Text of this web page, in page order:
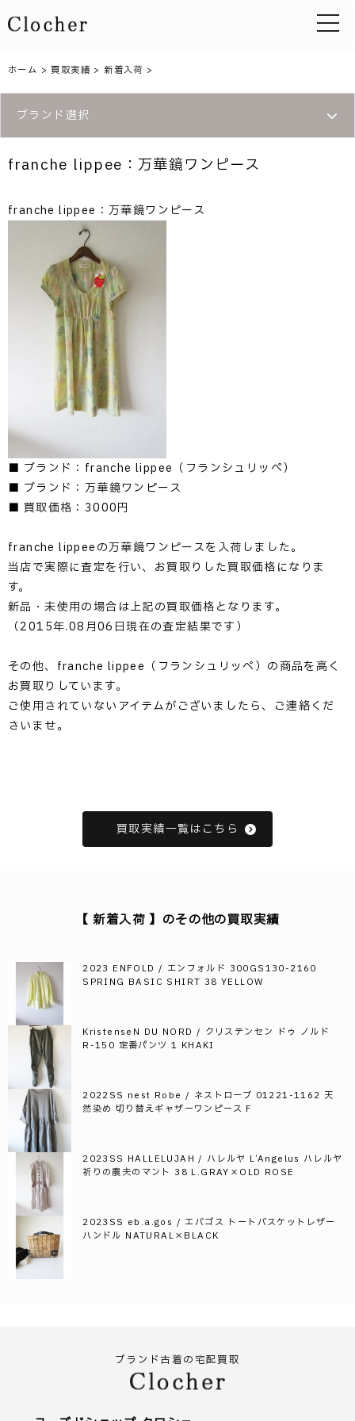
toggle
ホーム >買取実績 > 新着入荷 >
ブランド選択
franche lippee：万華鏡ワンピース
franche lippee：万華鏡ワンピース
■ ブランド：franche lippee（フランシュリッペ）
■ ブランド：万華鏡ワンピース
■ 買取価格：3000円
franche lippeeの万華鏡ワンピースを入荷しました。
当店で実際に査定を行い、お買取りした買取価格になりま
す。
新品・未使用の場合は上記の買取価格となります。
（2015年.08月06日現在の査定結果です）
その他、franche lippee（フランシュリッペ）の商品を高く
お買取りしています。
ご使用されていないアイテムがございましたら、ご連絡くだ
さいませ。
買取実績一覧はこちら
【 新着入荷 】のその他の買取実績
2023 ENFOLD / エンフォルド 300GS130-2160
SPRING BASIC SHIRT 38 YELLOW
KristenseN DU NORD / クリステンセン ドゥ ノルド
R-150 定番パンツ 1 KHAKI
2022SS nest Robe / ネストローブ 01221-1162 天
然染め 切り替えギャザーワンピース F
2023SS HALLELUJAH / ハレルヤ L’Angelus ハレルヤ
祈りの農夫のマント 38 L.GRAY×OLD ROSE
2023SS eb.a.gos / エバゴス トートバスケットレザー
ハンドル NATURAL×BLACK
ブランド古着の宅配買取